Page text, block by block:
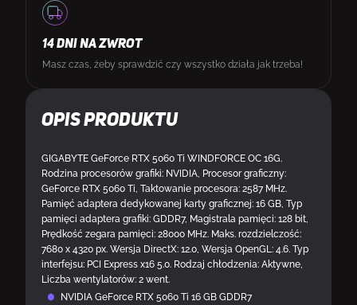
Opis produktu
GIGABYTE GeForce RTX 5060 Ti WINDFORCE OC 16G.
Rodzina procesorów grafiki: NVIDIA, Procesor graficzny:
GeForce RTX 5060 Ti, Taktowanie procesora: 2587 MHz.
Pamięć adaptera dedykowanej karty graficznej: 16 GB, Typ
pamięci adaptera grafiki: GDDR7, Magistrala pamięci: 128 bit,
Prędkość zegara pamięci: 28000 MHz. Maks. rozdzielczość:
7680 x 4320 px. Wersja DirectX: 12.0, Wersja OpenGL: 4.6. Typ
interfejsu: PCI Express x16 5.0. Rodzaj chłodzenia: Aktywne,
Liczba wentylatorów: 2 went.
NVIDIA GeForce RTX 5060 Ti 16 GB GDDR7
14 DNI NA ZWROT
Masz czas, żeby sprawdzić czy wszystko działa jak trzeba!